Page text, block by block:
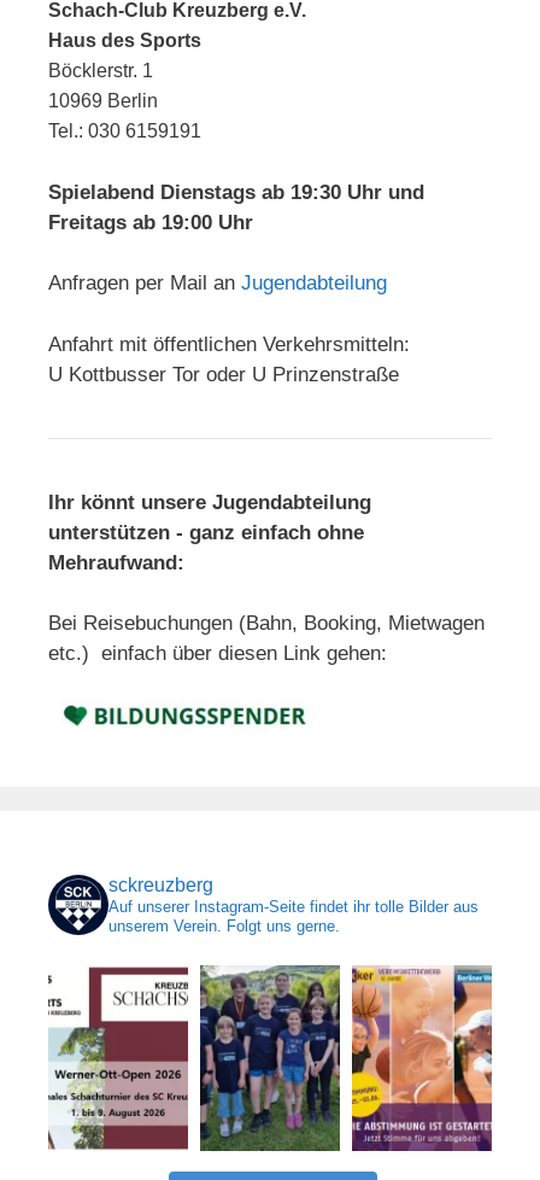
Schach-Club Kreuzberg e.V.
Haus des Sports
Böcklerstr. 1
10969 Berlin
Tel.: 030 6159191
Spielabend Dienstags ab 19:30 Uhr und
Freitags ab 19:00 Uhr
Anfragen per Mail an Jugendabteilung
Anfahrt mit öffentlichen Verkehrsmitteln:
U Kottbusser Tor oder U Prinzenstraße
Ihr könnt unsere Jugendabteilung
unterstützen - ganz einfach ohne
Mehraufwand:
Bei Reisebuchungen (Bahn, Booking, Mietwagen
etc.) einfach über diesen Link gehen:
sckreuzberg
Auf unserer Instagram-Seite findet ihr tolle Bilder aus
unserem Verein. Folgt uns gerne.